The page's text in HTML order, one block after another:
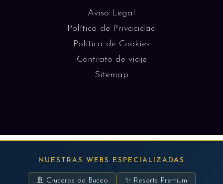
Aviso Legal
Política de Privacidad
Política de Cookies
Contrato de viaje
Sitemap
NUESTRAS WEBS ESPECIALIZADAS
🚢 Cruceros de Buceo ✨ Resorts Premium